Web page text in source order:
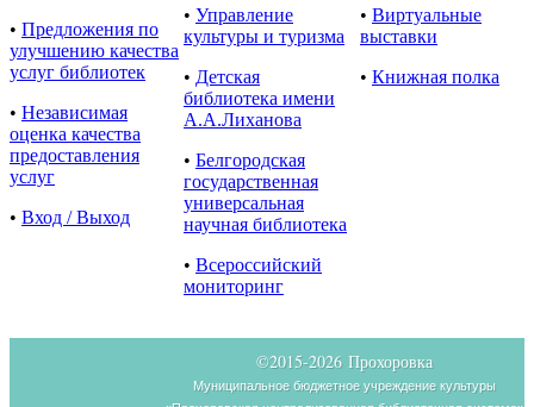
• Предложения по
улучшению качества
услуг библиотек
• Независимая
оценка качества
предоставления
услуг
• Вход / Выход
• Управление
культуры и туризма
• Детская
библиотека имени
А.А.Лиханова
• Белгородская
государственная
универсальная
научная библиотека
• Всероссийский
мониторинг
• Виртуальные
выставки
• Книжная полка
©2015-2026 Прохоровка
Муниципальное бюджетное учреждение культуры